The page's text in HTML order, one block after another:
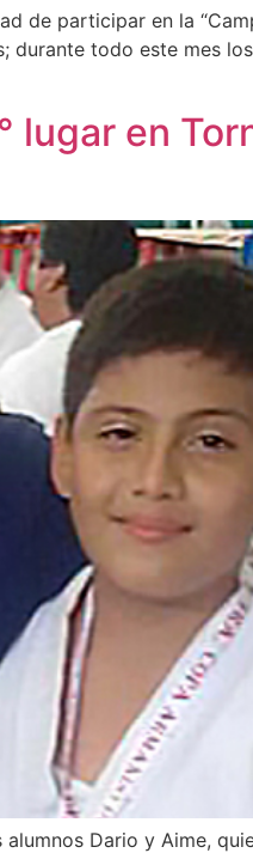
de participar en la
durante todo este mes
lugar en
Dario y Aime,